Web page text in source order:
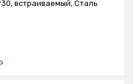
встраиваемый, Сталь